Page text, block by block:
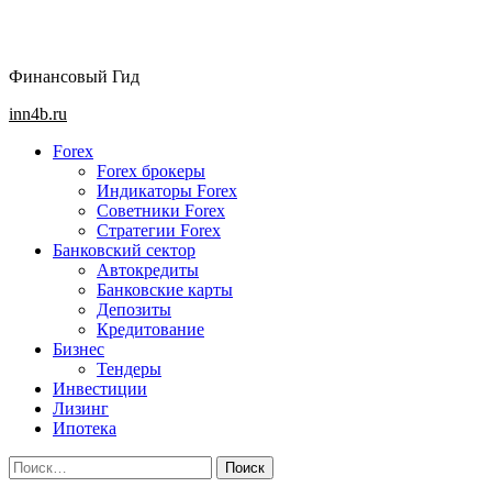
Финансовый Гид
Основное
inn4b.ru
Forex
Forex брокеры
Индикаторы Forex
Советники Forex
Стратегии Forex
Банковский сектор
Автокредиты
Банковские карты
Депозиты
Кредитование
Бизнес
Тендеры
Инвестиции
Лизинг
Ипотека
Найти: